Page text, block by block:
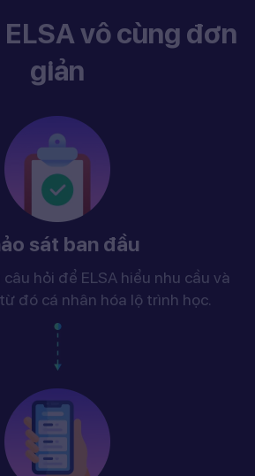
vô cùng đơn
giản
sát ban đầu
hỏi để ELSA hiểu nhu cầu và
đó cá nhân hóa lộ trình học.